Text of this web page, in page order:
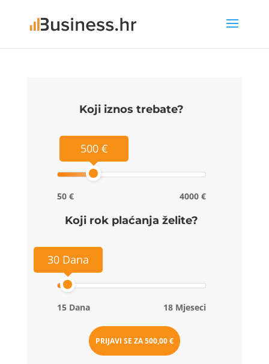
Koji iznos trebate?
500 €
50 € 4000 €
Koji rok plaćanja želite?
30 Dana
15 Dana 18 Mjeseci
PRIJAVI SE ZA500,00 €